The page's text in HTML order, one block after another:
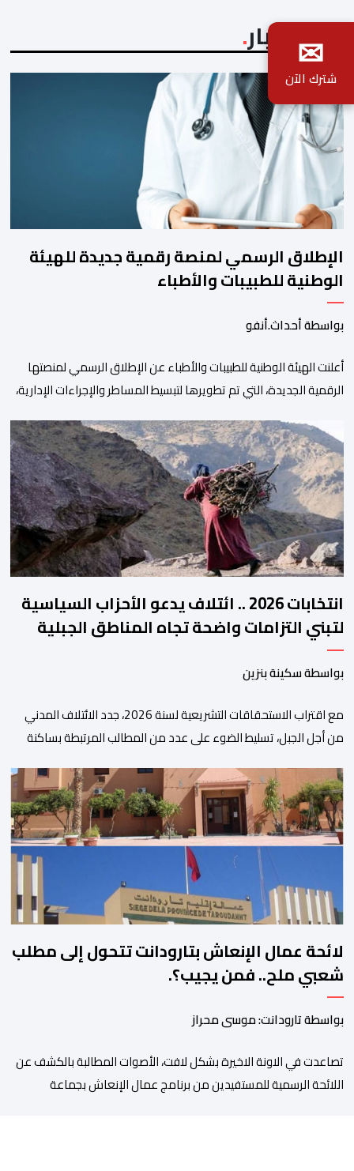
آخر الأخبار
الإطلاق الرسمي لمنصة رقمية جديدة للهيئة
الوطنية للطبيبات والأطباء
بواسطة أحداث.أنفو
أعلنت الهيئة الوطنية للطبيبات والأطباء عن الإطلاق الرسمي لمنصتها
الرقمية الجديدة، التي تم تطويرها لتبسيط المساطر والإجراءات الإدارية،
والمجالس الجهوية للهيئة إلى جانب الهيئة الوطنية. وذكر بلاغ للهيئة أن
هذه المنصة، التي تم إطلاقها في إطار استراتيجيتها الرامية إلى التحديث
والتحول الرقمي، تشكل خطوة مهمة في […]
انتخابات 2026 .. ائتلاف يدعو الأحزاب السياسية
لتبني التزامات واضحة تجاه المناطق الجبلية
بواسطة سكينة بنزين
مع اقتراب الاستحقاقات التشريعية لسنة 2026، جدد الائتلاف المدني
من أجل الجبل، تسليط الضوء على عدد من المطالب المرتبطة بساكنة
فيها الأحزاب السياسية، إلى ادراج 10 التزامات ضمن برامجها الانتخابية
المنتظرة، في إطار تعاقد سياسي مع المناطق الجبلية والانتقال من
الوعود الانتخابية إلى التزامات عملية […]
لائحة عمال الإنعاش بتارودانت تتحول إلى مطلب
شعبي ملح.. فمن يجيب؟.
بواسطة تارودانت: موسى محراز
تصاعدت في الاونة الاخيرة بشكل لافت، الأصوات المطالبة بالكشف عن
اللائحة الرسمية للمستفيدين من برنامج عمال الإنعاش بجماعة
✉
شترك الآن